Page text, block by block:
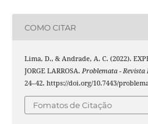
COMO CITAR
Lima, D., & Andrade, A. C. (2022).
JORGE LARROSA. Problemata -
24–42. https://doi.org/10.7443/
Fomatos de Citação